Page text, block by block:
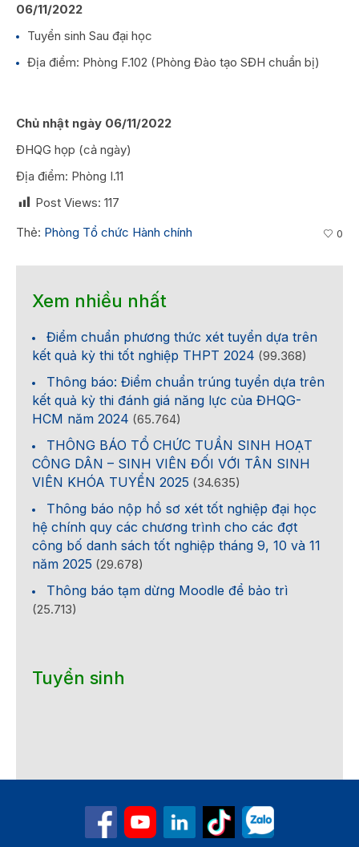
06/11/2022
Tuyển sinh Sau đại học
Địa điểm: Phòng F.102 (Phòng Đào tạo SĐH chuẩn bị)
Chủ nhật ngày 06/11/2022
ĐHQG họp (cả ngày)
Địa điểm: Phòng I.11
Post Views: 117
Thẻ: Phòng Tổ chức Hành chính 0
Xem nhiều nhất
Điểm chuẩn phương thức xét tuyển dựa trên
kết quả kỳ thi tốt nghiệp THPT 2024 (99.368)
Thông báo: Điểm chuẩn trúng tuyển dựa trên
kết quả kỳ thi đánh giá năng lực của ĐHQG-
HCM năm 2024 (65.764)
THÔNG BÁO TỔ CHỨC TUẦN SINH HOẠT
CÔNG DÂN – SINH VIÊN ĐỐI VỚI TÂN SINH
VIÊN KHÓA TUYỂN 2025 (34.635)
Thông báo nộp hồ sơ xét tốt nghiệp đại học
hệ chính quy các chương trình cho các đợt
công bố danh sách tốt nghiệp tháng 9, 10 và 11
năm 2025 (29.678)
Thông báo tạm dừng Moodle để bảo trì
(25.713)
Tuyển sinh